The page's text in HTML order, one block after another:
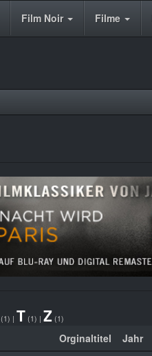
Film Noir Filme
(1) | T (1) | Z (1)
Orginaltitel Jahr